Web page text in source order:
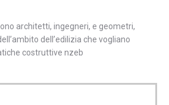
architetti, ingegneri, e geometri,
dell’edilizia che vogliano
costruttive nzeb